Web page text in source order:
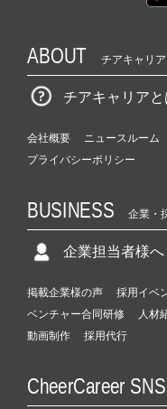
ABOUT チアキャリ
チアキャリアと
会社概要 ニュースルーム
プライバシーポリシー
BUSINESS 企業・
企業担当者様へ
掲載企業様の声 採用イベ
ベンチャー合同研修
人材
動画制作
採用代行
CheerCareer SNS